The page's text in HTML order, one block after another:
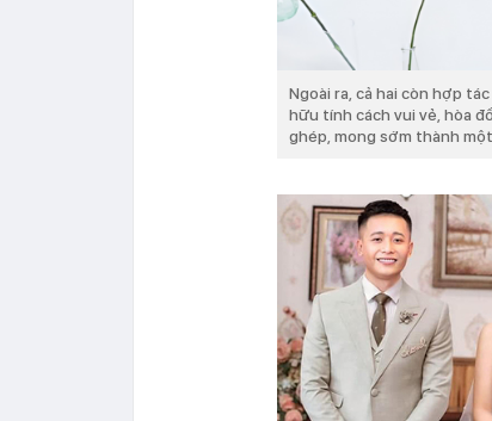
Ngoài ra, cả hai còn hợp
hữu tính cách vui vẻ, hòa
ghép, mong sớm thành một